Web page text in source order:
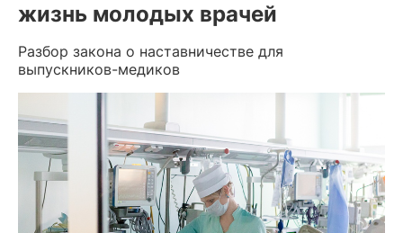
жизнь молодых врачей
Разбор закона о наставничестве для
выпускников-медиков